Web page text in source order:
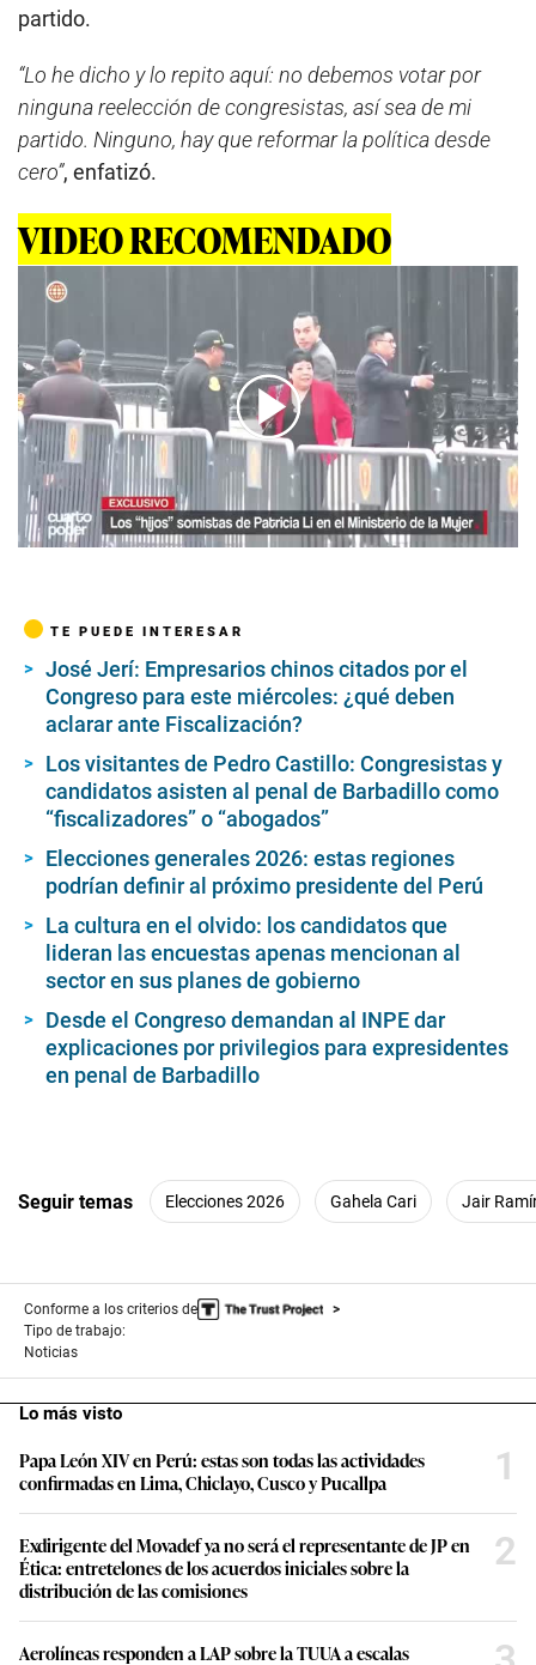
partido.
“Lo he dicho y lo repito aquí: no debemos votar por
ninguna reelección de congresistas, así sea de mi
partido. Ninguno, hay que reformar la política desde
cero”, enfatizó.
VIDEO RECOMENDADO
00:00/05:07
TE PUEDE INTERESAR
José Jerí: Empresarios chinos citados por el
Congreso para este miércoles: ¿qué deben
aclarar ante Fiscalización?
Los visitantes de Pedro Castillo: Congresistas y
candidatos asisten al penal de Barbadillo como
“fiscalizadores” o “abogados”
Elecciones generales 2026: estas regiones
podrían definir al próximo presidente del Perú
La cultura en el olvido: los candidatos que
lideran las encuestas apenas mencionan al
sector en sus planes de gobierno
Desde el Congreso demandan al INPE dar
explicaciones por privilegios para expresidentes
en penal de Barbadillo
Seguir temas Elecciones 2026 Gahela Cari Jair
Conforme a los criterios de
Tipo de trabajo:
Noticias
Lo más visto
Papa León XIV en Perú: estas son todas las actividades
confirmadas en Lima, Chiclayo, Cusco y Pucallpa
1
Exdirigente del Movadef ya no será el representante de JP en
Ética: entretelones de los acuerdos iniciales sobre la
distribución de las comisiones
2
Aerolíneas responden a LAP sobre la TUUA a escalas